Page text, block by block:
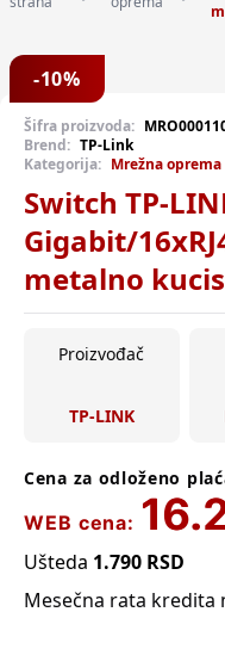
-10%
Šifra proizvoda:
Brend: TP-Link
Kategorija: Mrežna oprema
Switch TP-
Gigabit/
metalno
Proizvođač
TP-LINK
Cena za odloženo
WEB cena:
Ušteda 1.790 RSD
Mesečna rata kredita